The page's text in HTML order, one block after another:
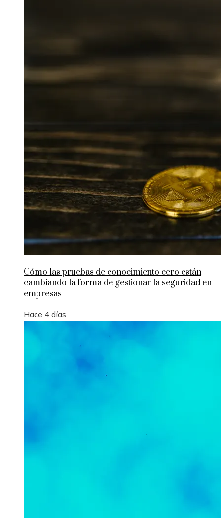
Cómo las pruebas de conocimiento cero están
cambiando la forma de gestionar la seguridad en
empresas
Hace 4 días